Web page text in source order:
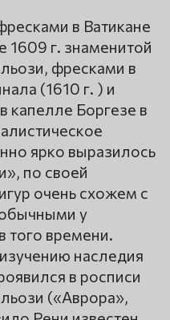
в Ватикане
1609 г. знаменитой
фресками в
(1610 г. ) и
капелле Боргезе в
ярко выразилось
по своей
очень схожем с
у
того времени.
наследия
в росписи
(«Аврора»,